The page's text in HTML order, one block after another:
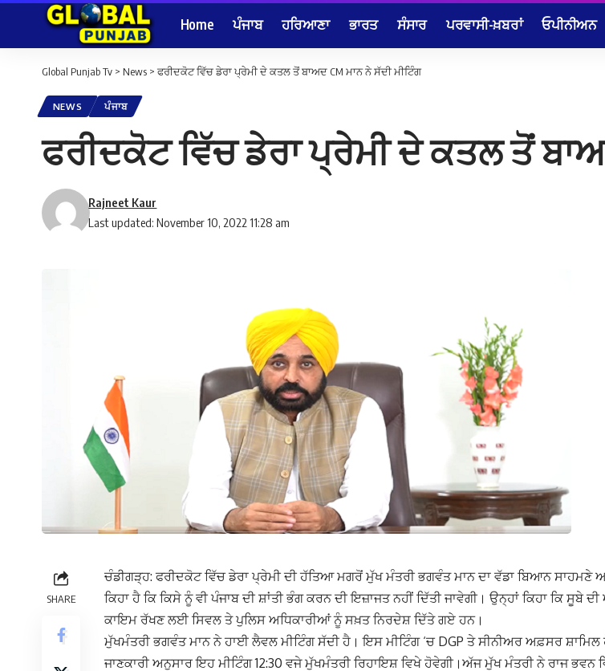
Home ਪੰਜਾਬ ਹਰਿਆਣਾ ਭਾਰਤ ਸੰਸਾਰ ਪਰਵਾਸੀ-ਖ਼ਬਰਾਂ ਓਪੀਨੀਅਨ
Global Punjab Tv > News > ਫਰੀਦਕੋਟ ਵਿੱਚ ਡੇਰਾ ਪ੍ਰੇਮੀ ਦੇ ਕਤਲ ਤੋਂ ਬਾਅਦ CM ਮਾਨ ਨੇ ਸੱਦੀ ਮੀਟਿੰਗ
NEWS ਪੰਜਾਬ
ਫਰੀਦਕੋਟ ਵਿੱਚ ਡੇਰਾ ਪ੍ਰੇਮੀ ਦੇ ਕਤਲ ਤੋਂ
Last updated: November 10, 2022 11:28 am
Rajneet Kaur
SHARE
ਚੰਡੀਗੜ੍ਹ: ਫਰੀਦਕੋਟ ਵਿੱਚ ਡੇਰਾ ਪ੍ਰੇਮੀ ਦੀ ਹੱਤਿਆ ਮਗਰੋਂ ਮੁੱਖ ਮੰਤਰੀ ਭਗਵੰਤ ਮਾਨ ਦਾ ਵੱਡਾ ਬਿਆਨ
ਕਿਹਾ ਹੈ ਕਿ ਕਿਸੇ ਨੂੰ ਵੀ ਪੰਜਾਬ ਦੀ ਸ਼ਾਂਤੀ ਭੰਗ ਕਰਨ ਦੀ ਇਜ਼ਾਜਤ ਨਹੀਂ ਦਿੱਤੀ ਜਾਵੇਗੀ। ਉਨ੍ਹਾਂ ਕਿਹਾ ਕਿ ਸੂਬੇ
ਕਾਇਮ ਰੱਖਣ ਲਈ ਸਿਵਲ ਤੇ ਪੁਲਿਸ ਅਧਿਕਾਰੀਆਂ ਨੂੰ ਸਖ਼ਤ ਨਿਰਦੇਸ਼ ਦਿੱਤੇ ਗਏ ਹਨ।
ਮੁੱਖਮੰਤਰੀ ਭਗਵੰਤ ਮਾਨ ਨੇ ਹਾਈ ਲੈਵਲ ਮੀਟਿੰਗ ਸੱਦੀ ਹੈ। ਇਸ ਮੀਟਿੰਗ ‘ਚ DGP ਤੇ ਸੀਨੀਅਰ ਅਫ਼ਸਰ ਸ਼ਾਮਿਲ
ਜਾਣਕਾਰੀ ਅਨੁਸਾਰ ਇਹ ਮੀਟਿੰਗ 12:30 ਵਜੇ ਮੁੱਖਮੰਤਰੀ ਰਿਹਾਇਸ਼ ਵਿਖੇ ਹੋਵੇਗੀ।ਅੱਜ ਮੁੱਖ ਮੰਤਰੀ ਨੇ ਰਾਜ ਭਵਨ